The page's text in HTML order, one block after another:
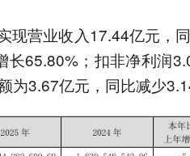
现营业收入17.44亿元，
长65.80%；扣非净利润
3.67亿元，同比减少